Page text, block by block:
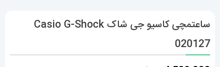
ساعتمچی کاسیو جی شاک Casio G-Shock
020127